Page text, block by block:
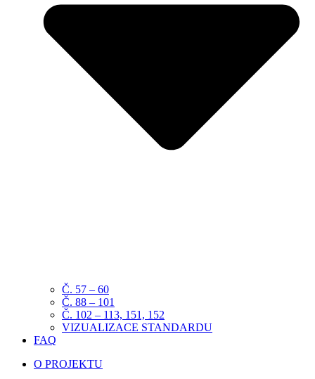
Č. 57 – 60
Č. 88 – 101
Č. 102 – 113, 151, 152
VIZUALIZACE STANDARDU
FAQ
O PROJEKTU